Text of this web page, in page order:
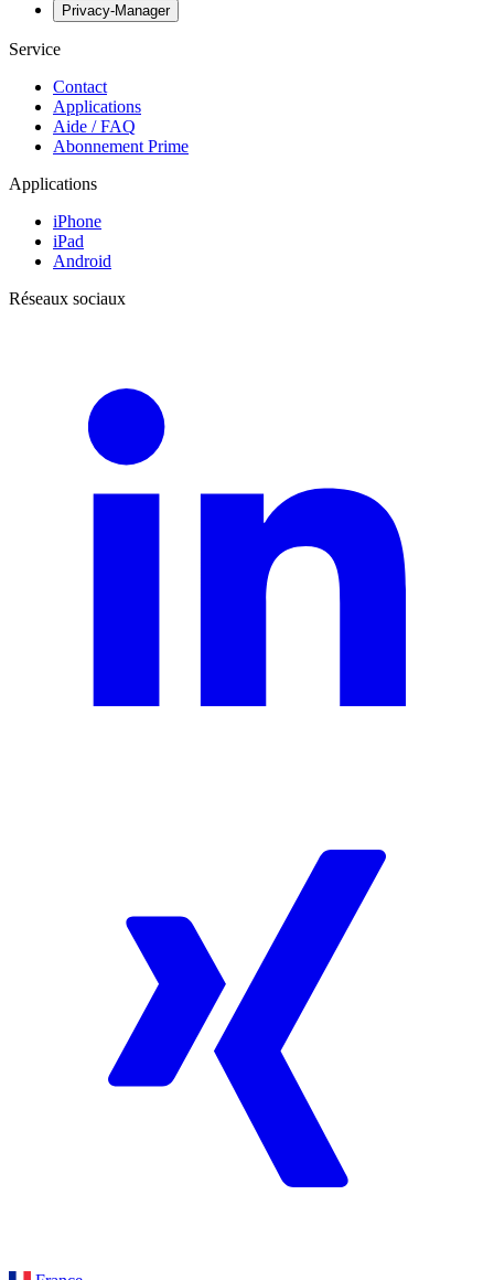
Privacy-Manager
Service
Contact
Applications
Aide / FAQ
Abonnement Prime
Applications
iPhone
iPad
Android
Réseaux sociaux